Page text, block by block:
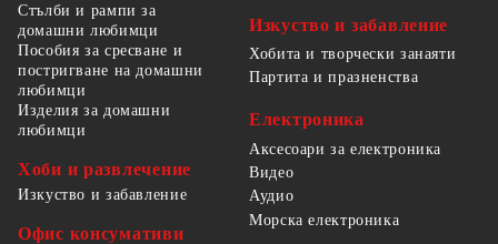
Стълби и рампи за
домашни любимци
Пособия за сресване и
постригване на домашни
любимци
Изделия за домашни
любимци
Хоби и развлечение
Изкуство и забавление
Офис консумативи
Изкуство и забавление
Хобита и творчески занаяти
Партита и празненства
Електроника
Аксесоари за електроника
Видео
Аудио
Морска електроника